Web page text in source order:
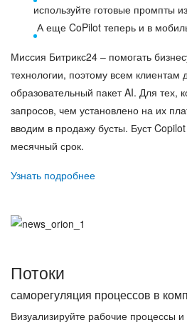
используйте готовые промпты
А еще CoPilot теперь и в
Миссия Битрикс24 – помогать
технологии, поэтому всем клиентам
образовательный пакет AI. Для тех,
запросов, чем установлено на их
вводим в продажу бусты. Буст
месячный срок.
Узнать подробнее
Потоки
саморегуляция процессов в
Визуализируйте рабочие процессы